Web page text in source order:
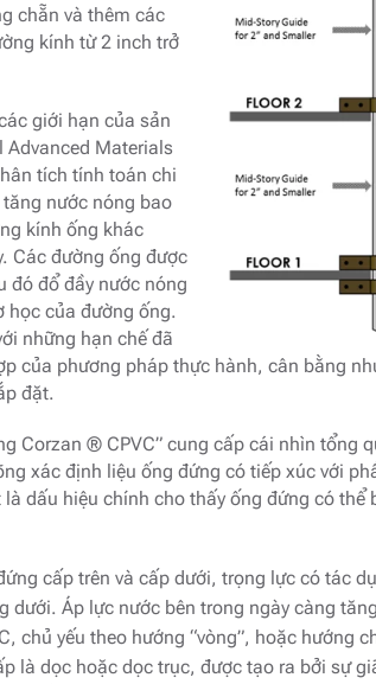
chẵn và thêm các
kính từ 2 inch trở
giới hạn của sản
Materials
tích tính toán chi
nước nóng bao
kính ống khác
Các đường ống được
đó đổ đầy nước nóng
học của đường ống.
những hạn chế đã
của phương pháp thực hành, cân bằng
đặt.
Corzan ® CPVC” cung cấp cái nhìn tổng
xác định liệu ống đứng có tiếp xúc với
dấu hiệu chính cho thấy ống đứng có thể
cấp trên và cấp dưới, trọng lực có tác
Áp lực nước bên trong ngày càng
chủ yếu theo hướng “vòng”, hoặc hướng
là dọc hoặc dọc trục, được tạo ra bởi sự